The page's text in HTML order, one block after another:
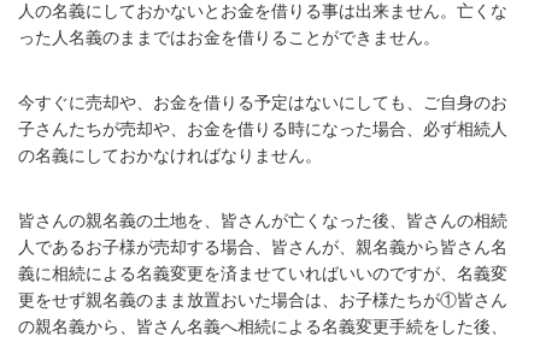
人の名義にしておかないとお金を借りる事は出来ません。亡くな
った人名義のままではお金を借りることができません。
今すぐに売却や、お金を借りる予定はないにしても、ご自身のお
子さんたちが売却や、お金を借りる時になった場合、必ず相続人
の名義にしておかなければなりません。
皆さんの親名義の土地を、皆さんが亡くなった後、皆さんの相続
人であるお子様が売却する場合、皆さんが、親名義から皆さん名
義に相続による名義変更を済ませていればいいのですが、名義変
更をせず親名義のまま放置おいた場合は、お子様たちが①皆さん
の親名義から、皆さん名義へ相続による名義変更手続をした後、